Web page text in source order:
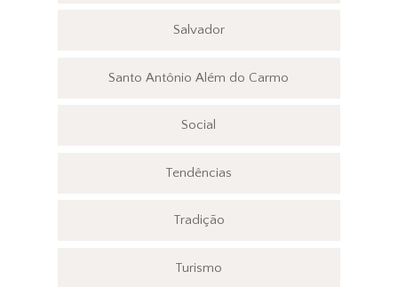
Salvador
Santo Antônio Além do Carmo
Social
Tendências
Tradição
Turismo